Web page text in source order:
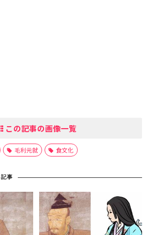
この記事の画像一覧
毛利元就 食文化
事